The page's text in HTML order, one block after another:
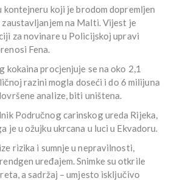
kontejneru koji je brodom dopremljen
zaustavljanjem na Malti. Vijest je
za novinare u Policijskoj upravi
Fena.
kokaina procjenjuje se na oko 2,1
razini mogla doseći i do 6 milijuna
analize, biti uništena.
Područnog carinskog ureda Rijeka,
je u ožujku ukrcana u luci u Ekvadoru.
rizika i sumnje u nepravilnosti,
uređajem. Snimke su otkrile
a sadržaj – umjesto isključivo